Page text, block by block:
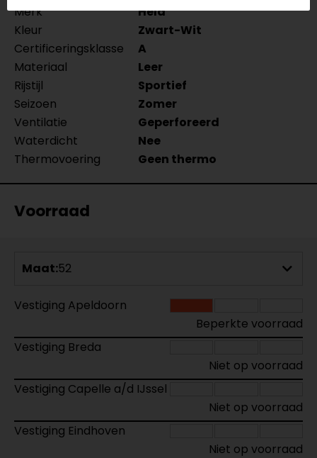
Merk
Held
Kleur
Zwart-Wit
Certificeringsklasse
A
Materiaal
Leer
Rijstijl
Sportief
Seizoen
Zomer
Ventilatie
Geperforeerd
Waterdicht
Nee
Thermovoering
Geen thermo
Voorraad
Maat:52
Vestiging Apeldoorn
Beperkte voorraad
Vestiging Breda
Niet op voorraad
Vestiging Capelle a/d IJssel
Niet op voorraad
Vestiging Eindhoven
Niet op voorraad